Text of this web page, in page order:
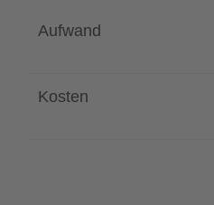
Aufwand
Kosten